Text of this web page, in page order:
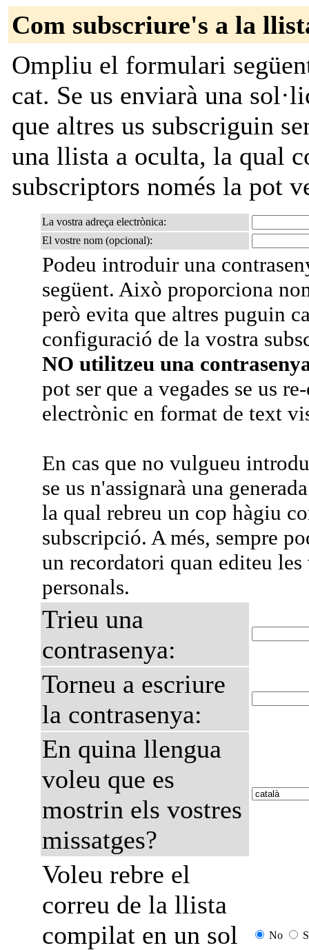
Com subscriure's a la
Ompliu el formulari
cat. Se us enviarà una
que altres us subscriguin
una llista a oculta, la qual
subscriptors només la pot
La vostra adreça electrònica:
El vostre nom (opcional):
Podeu introduir una
següent. Això proporciona
però evita que altres puguin
configuració de la vostra
NO utilitzeu una
pot ser que a vegades se us
electrònic en format de text
En cas que no vulgueu
se us n'assignarà una
la qual rebreu un cop hàgiu
subscripció. A més, sempre
un recordatori quan editeu les
personals.
Trieu una
contrasenya:
Torneu a escriure
la contrasenya:
En quina llengua
voleu que es
mostrin els vostres
missatges?
Voleu rebre el
correu de la llista
compilat en un sol
No